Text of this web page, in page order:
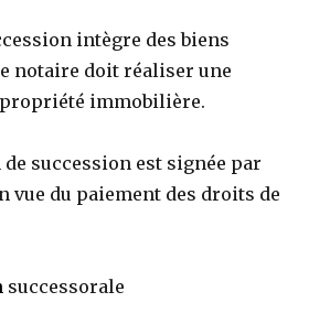
intègre des biens
notaire doit réaliser une
immobilière.
succession est signée par
vue du paiement des droits de
successorale